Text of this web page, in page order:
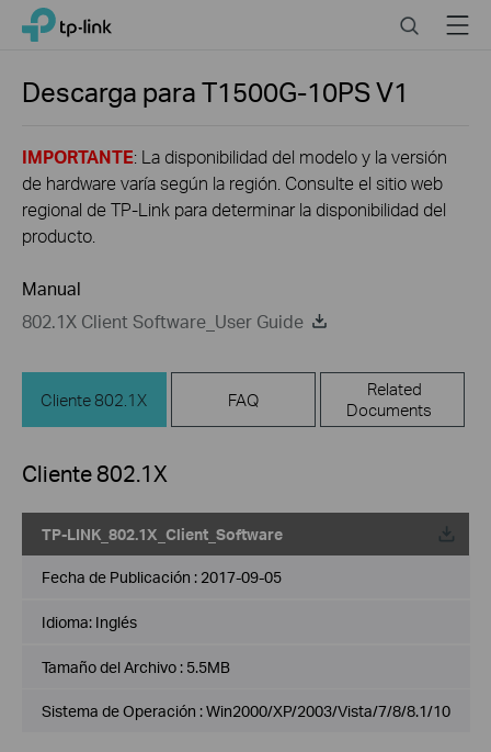
Click
navigation
TP-Link, Reliably Smart SearchMenu
Descarga paraT1500G-10PSV1
IMPORTANTE: La disponibilidad del modelo y la versión
de hardware varía según la región. Consulte el sitio web
regional de TP-Link para determinar la disponibilidad del
producto.
Manual
802.1X Client Software_User Guide
Cliente 802.1X FAQ
Related
Documents
Cliente 802.1X
TP-LINK_802.1X_Client_Software
Fecha de Publicación : 2017-09-05
Idioma: Inglés
Tamaño del Archivo : 5.5MB
Sistema de Operación : Win2000/XP/2003/Vista/7/8/8.1/10